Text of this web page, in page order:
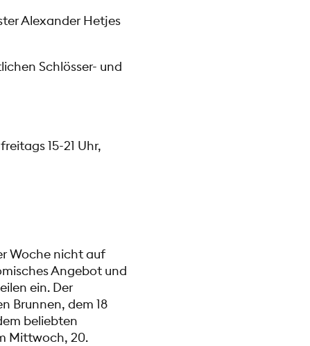
Alexander Hetjes
Schlösser- und
freitags 15-21 Uhr,
Woche nicht auf
Angebot und
ein. Der
Brunnen, dem 18
beliebten
Mittwoch, 20.